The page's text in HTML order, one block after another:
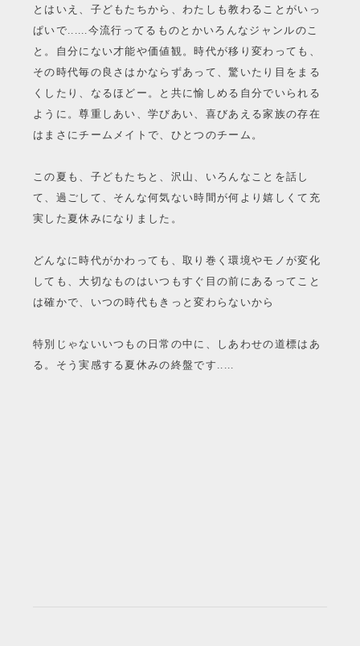
とはいえ、子どもたちから、わたしも教わることがいっ
ぱいで......今流行ってるものとかいろんなジャンルのこ
と。自分にない才能や価値観。時代が移り変わっても、
その時代毎の良さはかならずあって、驚いたり目をまる
くしたり、なるほどー。と共に愉しめる自分でいられる
ように。尊重しあい、学びあい、喜びあえる家族の存在
はまさにチームメイトで、ひとつのチーム。
この夏も、子どもたちと、沢山、いろんなことを話し
て、過ごして、そんな何気ない時間が何より嬉しくて充
実した夏休みになりました。
どんなに時代がかわっても、取り巻く環境やモノが変化
しても、大切なものはいつもすぐ目の前にあるってこと
は確かで、いつの時代もきっと変わらないから
特別じゃないいつもの日常の中に、しあわせの道標はあ
る。そう実感する夏休みの終盤です.....